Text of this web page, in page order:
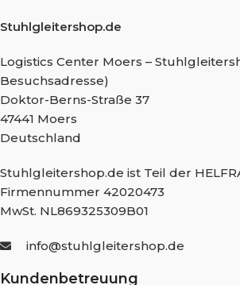
Stuhlgleitershop.de
Logistics Center Moers –
Besuchsadresse)
Doktor-Berns-Straße 37
47441 Moers
Deutschland
Stuhlgleitershop.de ist Teil der
Firmennummer 42020473
MwSt. NL869325309B01
info@stuhlgleitershop.de
Kundenbetreuung